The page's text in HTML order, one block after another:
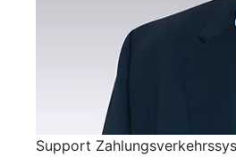
Support